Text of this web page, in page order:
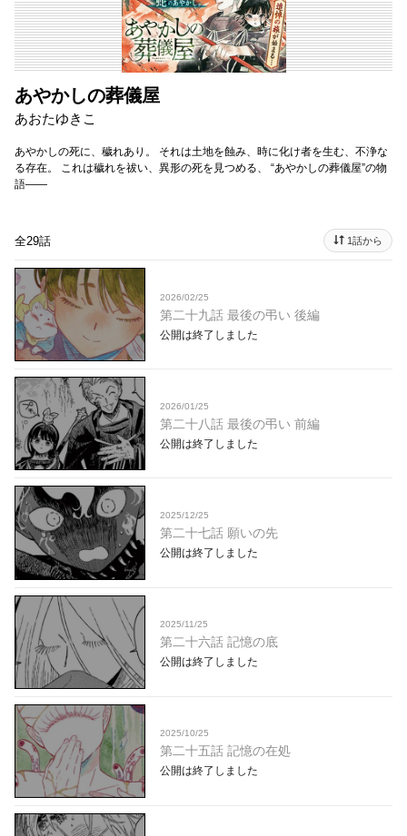
あやかしの葬儀屋
あおたゆきこ
あやかしの死に、穢れあり。 それは土地を蝕み、時に化け者を生む、不浄な
る存在。 これは穢れを祓い、異形の死を見つめる、 “あやかしの葬儀屋”の物
語――
全29話 1話から
2026/02/25
第二十九話 最後の弔い 後編
公開は終了しました
2026/01/25
第二十八話 最後の弔い 前編
公開は終了しました
2025/12/25
第二十七話 願いの先
公開は終了しました
2025/11/25
第二十六話 記憶の底
公開は終了しました
2025/10/25
第二十五話 記憶の在処
公開は終了しました